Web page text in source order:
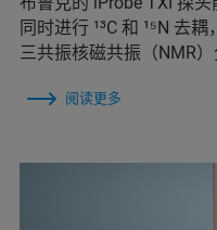
同时进行 ¹³C 和 ¹⁵N 去
三共振核磁共振（NMR）
阅读更多